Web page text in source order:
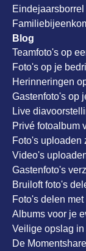
Eindejaarsborrel
Blog
Teamfoto's op
Foto's op je
Herinneringen
Gastenfoto's op
Live
Privé fotoalbum
Foto's uploaden
Video's
Gastenfoto's
Bruiloft foto's
Foto's delen
Albums voor je
Veilige opslag in
De